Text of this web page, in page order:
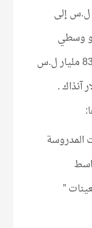
من 29,3 مليار ل.س إلى
بمعدل نمو وسطي
19,4% سنوياً بينما ارتفع الرقم إلى 83,2 مليار ل.س
آنذاك .
المدروسة
”